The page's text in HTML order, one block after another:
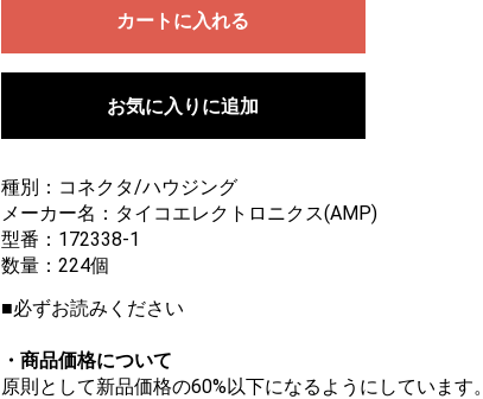
画像にマウスを合わせると拡大されます
カートに入れる
お気に入りに追加
種別：コネクタ/ハウジング
メーカー名：タイコエレクトロニクス(AMP)
型番：172338-1
数量：224個
■必ずお読みください
・商品価格について
原則として新品価格の60%以下になるようにしています。